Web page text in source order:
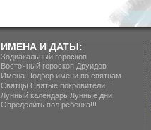
ИМЕНА И ДАТЫ:
Зодиакальный гороскоп
Восточный гороскоп Друидов
Имена Подбор имени по святцам
Святцы Святые покровители
Лунный календарь Лунные дни
Определить пол ребенка!!!